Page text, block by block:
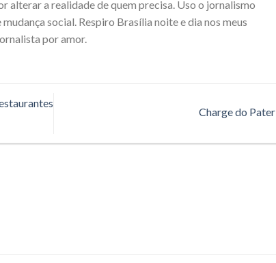
alterar a realidade de quem precisa. Uso o jornalismo
social. Respiro Brasília noite e dia nos meus
por amor.
Charge do Pater